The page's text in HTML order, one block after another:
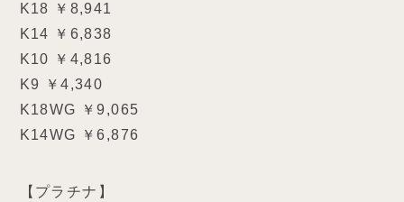
K18 ￥8,941
K14 ￥6,838
K10 ￥4,816
K9 ￥4,340
K18WG ￥9,065
K14WG ￥6,876
【プラチナ】